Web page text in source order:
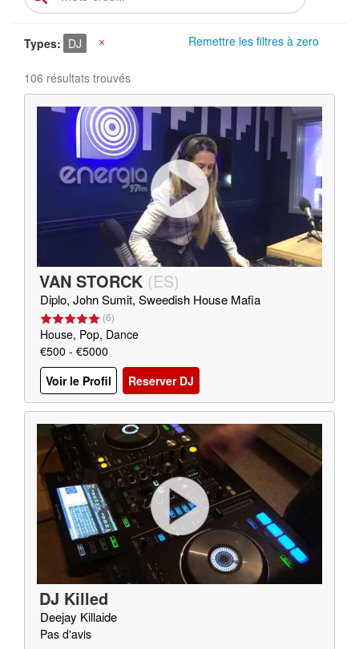
Remettre les filtres à zero
Types DJ
106 résultats trouvés
VAN STORCK (ES)
Diplo, John Sumit, Sweedish House Mafia
(6)
House, Pop, Dance
€500 - €5000
Voir le Profil
Reserver DJ
DJ Killed
Deejay Killaide
Pas d'avis